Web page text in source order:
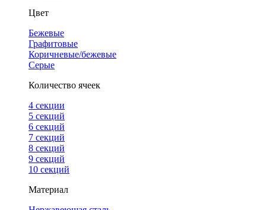
Цвет
Бежевые
Графитовые
Коричневые/бежевые
Серые
Количество ячеек
4 cекции
5 секций
6 секций
7 секций
8 секций
9 секций
10 секций
Материал